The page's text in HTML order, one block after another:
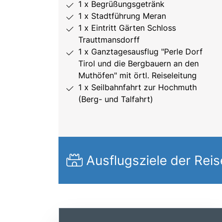
1 x Begrüßungsgetränk
1 x Stadtführung Meran
1 x Eintritt Gärten Schloss
Trauttmansdorff
1 x Ganztagesausflug "Perle Dorf
Tirol und die Bergbauern an den
Muthöfen" mit örtl. Reiseleitung
1 x Seilbahnfahrt zur Hochmuth
(Berg- und Talfahrt)
Ausflugsziele der